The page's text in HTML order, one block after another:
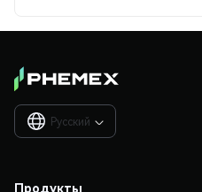
Русский 
Продукты